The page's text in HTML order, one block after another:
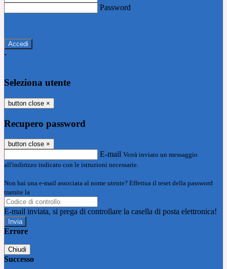
Password
-
Seleziona utente
button close ×
Recupero password
button close ×
E-mail Verrà inviato un messaggio
all'indirizzo indicato con le istruzioni necessarie.
Non hai una e-mail associata al nome utente? Effettua il reset della password
tramite la
E-mail inviata, si prega di controllare la casella di posta elettronica!
Errore
Chiudi
Successo